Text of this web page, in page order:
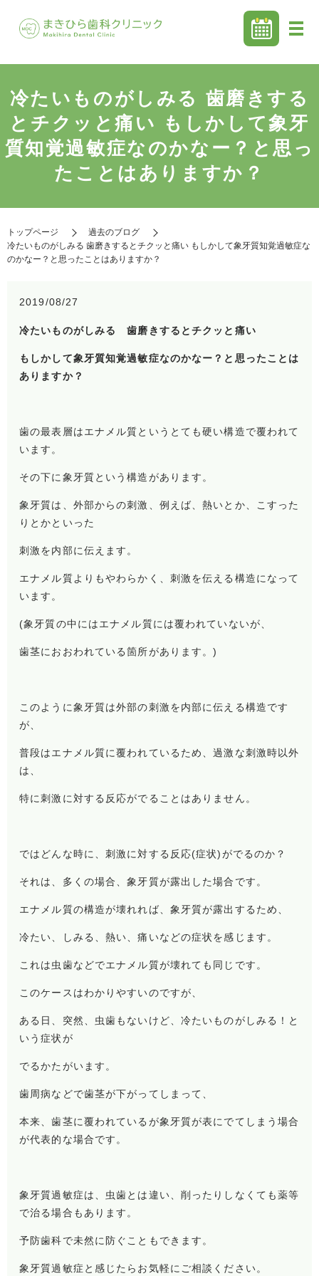
冷たいものがしみる 歯磨きする
とチクッと痛い もしかして象牙
質知覚過敏症なのかなー？と思っ
たことはありますか？
トップページ
過去のブログ
冷たいものがしみる 歯磨きするとチクッと痛い もしかして象牙質知覚過敏症な
のかなー？と思ったことはありますか？
2019/08/27
冷たいものがしみる 歯磨きするとチクッと痛い
もしかして象牙質知覚過敏症なのかなー？と思ったことは
ありますか？
歯の最表層はエナメル質というとても硬い構造で覆われて
います。
その下に象牙質という構造があります。
象牙質は、外部からの刺激、例えば、熱いとか、こすった
りとかといった
刺激を内部に伝えます。
エナメル質よりもやわらかく、刺激を伝える構造になって
います。
(象牙質の中にはエナメル質には覆われていないが、
歯茎におおわれている箇所があります。)
このように象牙質は外部の刺激を内部に伝える構造です
が、
普段はエナメル質に覆われているため、過激な刺激時以外
は、
特に刺激に対する反応がでることはありません。
ではどんな時に、刺激に対する反応(症状)がでるのか？
それは、多くの場合、象牙質が露出した場合です。
エナメル質の構造が壊れれば、象牙質が露出するため、
冷たい、しみる、熱い、痛いなどの症状を感じます。
これは虫歯などでエナメル質が壊れても同じです。
このケースはわかりやすいのですが、
ある日、突然、虫歯もないけど、冷たいものがしみる！と
いう症状が
でるかたがいます。
歯周病などで歯茎が下がってしまって、
本来、歯茎に覆われているが象牙質が表にでてしまう場合
が代表的な場合です。
象牙質過敏症は、虫歯とは違い、削ったりしなくても薬等
で治る場合もあります。
予防歯科で未然に防ぐこともできます。
象牙質過敏症と感じたらお気軽にご相談ください。